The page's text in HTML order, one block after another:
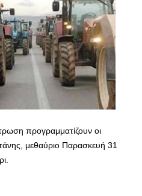
προγραμματίζουν οι
μεθαύριο Παρασκευή 31